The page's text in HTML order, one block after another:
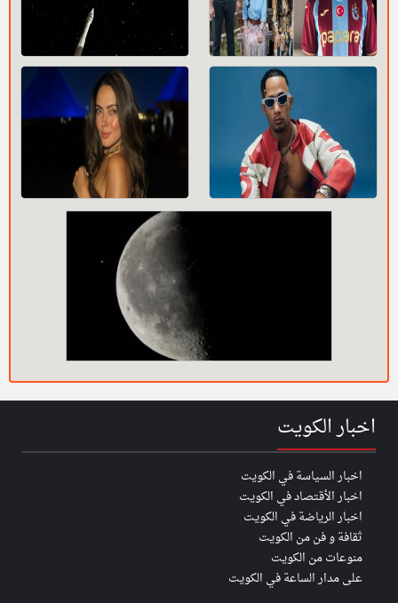
اخبار الكويت
اخبار السياسة في الكويت
اخبار الأقتصاد في الكويت
اخبار الرياضة في الكويت
ثقافة و فن من الكويت
منوعات من الكويت
على مدار الساعة في الكويت